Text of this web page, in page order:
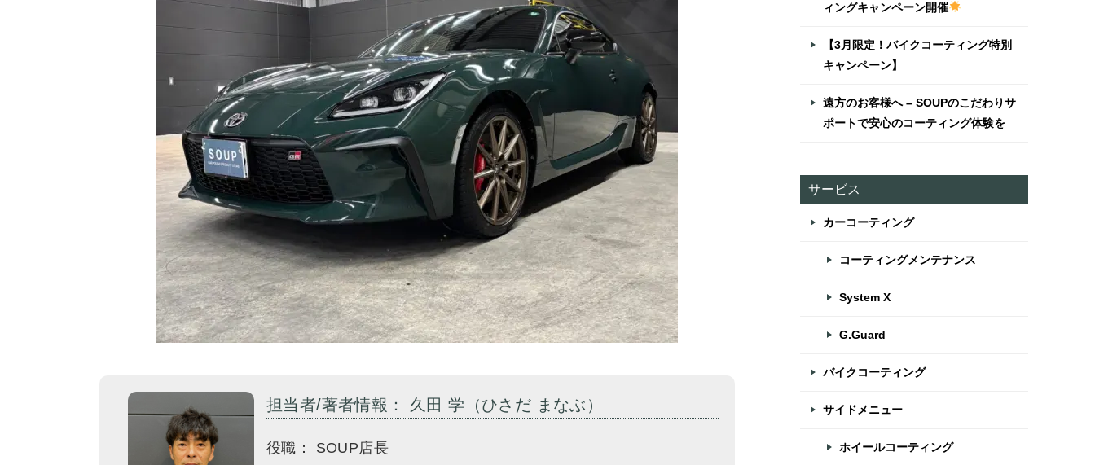
担当者/著者情報： 久田 学（ひさだ まなぶ）
役職： SOUP店長
ィングキャンペーン開催
【3月限定！バイクコーティング特別
キャンペーン】
遠方のお客様へ – SOUPのこだわりサ
ポートで安心のコーティング体験を
サービス
カーコーティング
コーティングメンテナンス
System X
G.Guard
バイクコーティング
サイドメニュー
ホイールコーティング